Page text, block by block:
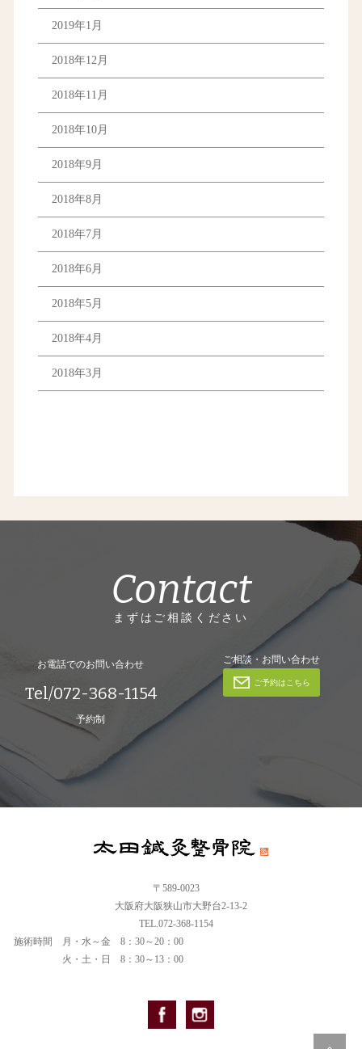
2019年1月
2018年12月
2018年11月
2018年10月
2018年9月
2018年8月
2018年7月
2018年6月
2018年5月
2018年4月
2018年3月
Contact
まずはご相談ください
お電話でのお問い合わせ
Tel/072-368-1154
予約制
ご相談・お問い合わせ
ご予約はこちら
〒589-0023
大阪府大阪狭山市大野台2-13-2
TEL.072-368-1154
施術時間
月・水～金 8：30～20：00
火・土・日 8：30～13：00